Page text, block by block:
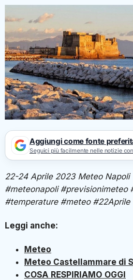
Aggiungi come fonte
Seguici più facilmente nelle notizie
22-24 Aprile 2023 Meteo
#meteonapoli #previsionimeteo
#temperature #meteo #22Aprile
Leggi anche:
Meteo
Meteo Castellammare di
COSA RESPIRIAMO OGGI